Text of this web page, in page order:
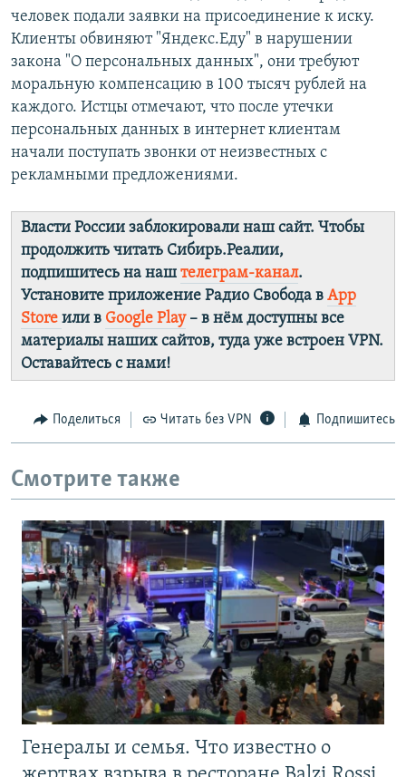
человек подали заявки на присоединение к иску.
Клиенты обвиняют "Яндекс.Еду" в нарушении
закона "О персональных данных", они требуют
моральную компенсацию в 100 тысяч рублей на
каждого. Истцы отмечают, что после утечки
персональных данных в интернет клиентам
начали поступать звонки от неизвестных с
рекламными предложениями.
Власти России заблокировали наш сайт. Чтобы
продолжить читать Сибирь.Реалии,
подпишитесь на наш телеграм-канал.
Установите приложение Радио Свобода в App
Store или в Google Play– в нём доступны все
материалы наших сайтов, туда уже встроен VPN.
Оставайтесь с нами!
Поделиться Читать без VPN Подпишитесь
Смотрите также
Генералы и семья. Что известно о